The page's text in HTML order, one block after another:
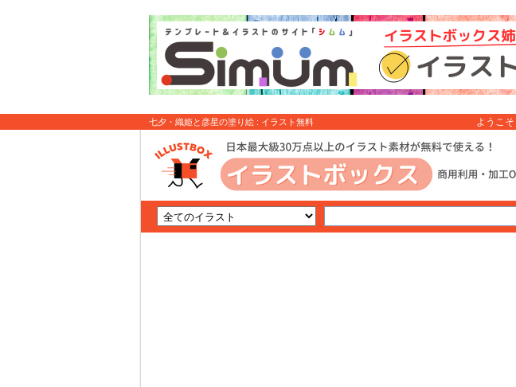
七夕・織姫と彦星の塗り絵 : イラスト無料 ようこそ